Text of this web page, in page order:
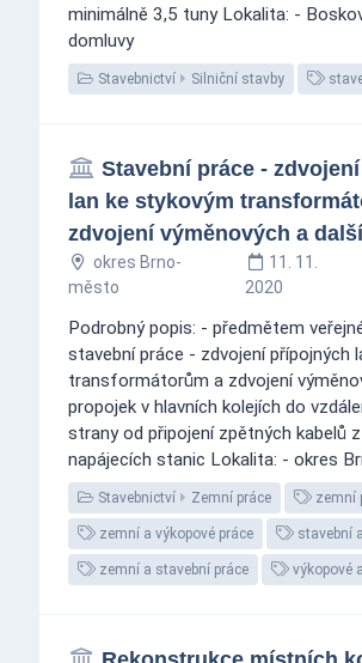
minimálně 3,5 tuny Lokalita: -
domluvy
Stavebnictví Silniční stavby
Stavební práce -
lan ke stykovým
zdvojení výměnových a
okres Brno-
město
11. 11.
2020
Podrobný popis: - předmětem
stavební práce - zdvojení přípojných
transformátorům a zdvojení
propojek v hlavních kolejích do
strany od připojení zpětných kabelů
napájecích stanic Lokalita: - okres
Stavebnictví Zemní práce zemní
zemní a výkopové práce stavební
zemní a stavební práce výkopové